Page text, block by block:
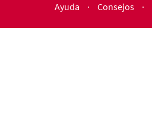
Ayuda · Consejos ·